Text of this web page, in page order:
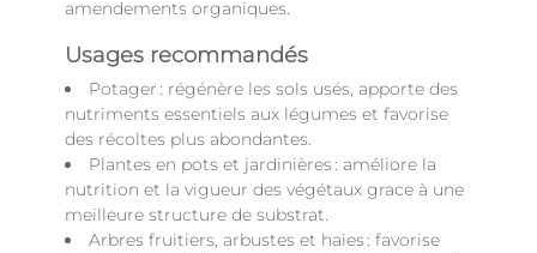
amendements organiques.
Usages recommandés
Potager : régénère les sols usés, apporte des
nutriments essentiels aux légumes et favorise
des récoltes plus abondantes.
Plantes en pots et jardinières : améliore la
nutrition et la vigueur des végétaux grace à une
meilleure structure de substrat.
Arbres fruitiers, arbustes et haies : favorise